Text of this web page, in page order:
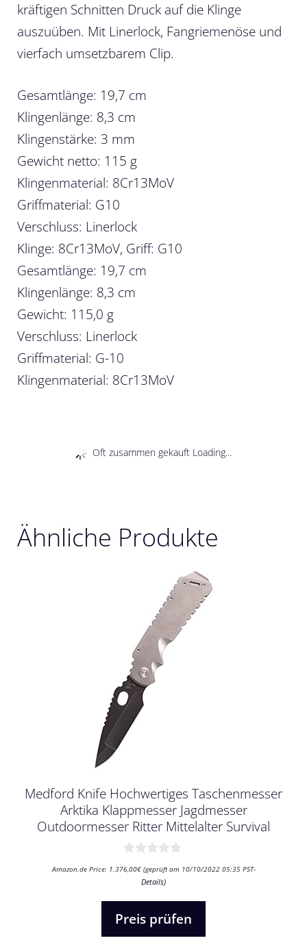
kräftigen Schnitten Druck auf die Klinge
auszuüben. Mit Linerlock, Fangriemenöse und
vierfach umsetzbarem Clip.
Gesamtlänge: 19,7 cm
Klingenlänge: 8,3 cm
Klingenstärke: 3 mm
Gewicht netto: 115 g
Klingenmaterial: 8Cr13MoV
Griffmaterial: G10
Verschluss: Linerlock
Klinge: 8Cr13MoV, Griff: G10
Gesamtlänge: 19,7 cm
Klingenlänge: 8,3 cm
Gewicht: 115,0 g
Verschluss: Linerlock
Griffmaterial: G-10
Klingenmaterial: 8Cr13MoV
Oft zusammen gekauft Loading...
Ähnliche Produkte
Medford Knife Hochwertiges Taschenmesser
Arktika Klappmesser Jagdmesser
Outdoormesser Ritter Mittelalter Survival
v
Amazon.de Price: 1.376,00€(geprüft am 10/10/2022 05:35 PST-
Details)
Preis prüfen